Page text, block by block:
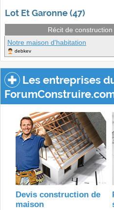
Lot Et Garonne (47)
Récit de construction
Notre maison d'habitation
debkev
Les entreprises
Devis construction de
maison